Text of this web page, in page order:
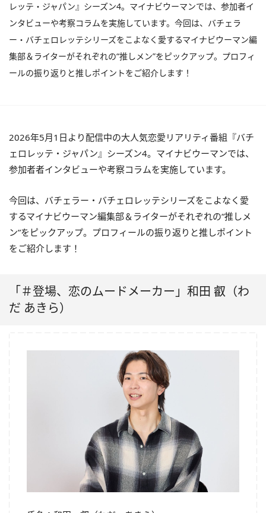
レッテ・ジャパン』シーズン4。マイナビウーマンでは、参加者イ
ンタビューや考察コラムを実施しています。今回は、バチェラ
ー・バチェロレッテシリーズをこよなく愛するマイナビウーマン編
集部＆ライターがそれぞれの“推しメン”をピックアップ。プロフィ
ールの振り返りと推しポイントをご紹介します！
2026年5月1日より配信中の大人気恋愛リアリティ番組『バチ
ェロレッテ・ジャパン』シーズン4。マイナビウーマンでは、
参加者者インタビューや考察コラムを実施しています。
今回は、バチェラー・バチェロレッテシリーズをこよなく愛
するマイナビウーマン編集部＆ライターがそれぞれの“推しメ
ン”をピックアップ。プロフィールの振り返りと推しポイント
をご紹介します！
「＃登場、恋のムードメーカー」和田 叡（わ
だ あきら）